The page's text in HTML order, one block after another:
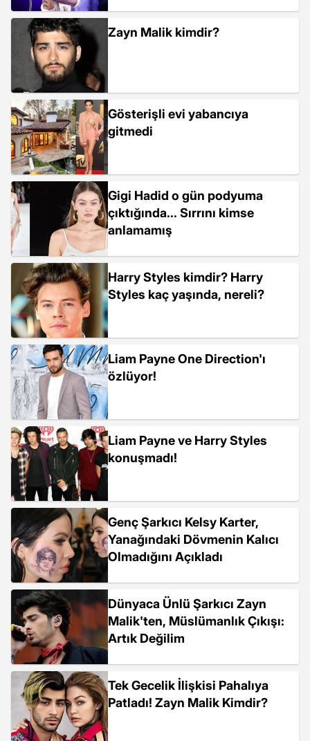
Zayn Malik kimdir?
Gösterişli evi yabancıya
gitmedi
Gigi Hadid o gün podyuma
çıktığında... Sırrını kimse
anlamamış
Harry Styles kimdir? Harry
Styles kaç yaşında, nereli?
Liam Payne One Direction'ı
özlüyor!
Liam Payne ve Harry Styles
konuşmadı!
Genç Şarkıcı Kelsy Karter,
Yanağındaki Dövmenin Kalıcı
Olmadığını Açıkladı
Dünyaca Ünlü Şarkıcı Zayn
Malik'ten, Müslümanlık Çıkışı:
Artık Değilim
Tek Gecelik İlişkisi Pahalıya
Patladı! Zayn Malik Kimdir?